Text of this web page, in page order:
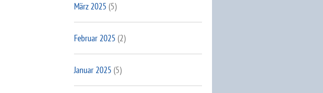
März 2025 (5)
Februar 2025 (2)
Januar 2025 (5)